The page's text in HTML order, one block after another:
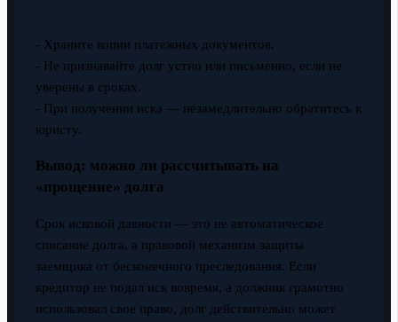
- Храните копии платежных документов.
- Не признавайте долг устно или письменно, если не
уверены в сроках.
- При получении иска — незамедлительно обратитесь к
юристу.
Вывод: можно ли рассчитывать на
«прощение» долга
Срок исковой давности — это не автоматическое
списание долга, а правовой механизм защиты
заемщика от бесконечного преследования. Если
кредитор не подал иск вовремя, а должник грамотно
использовал свое право, долг действительно может